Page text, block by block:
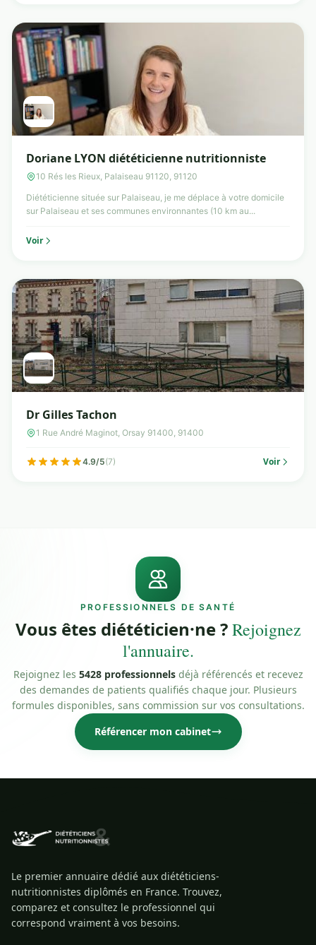
Doriane LYON diététicienne nutritionniste
10 Rés les Rieux, Palaiseau 91120, 91120
Diététicienne située sur Palaiseau, je me déplace à votre domicile
sur Palaiseau et ses communes environnantes (10 km au...
Voir
Dr Gilles Tachon
1 Rue André Maginot, Orsay 91400, 91400
4.9/5(7) Voir
PROFESSIONNELS DE SANTÉ
Vous êtes diététicien·ne ?Rejoignez
l'annuaire.
Rejoignez les 5428 professionnelsdéjà référencés et recevez
des demandes de patients qualifiés chaque jour. Plusieurs
formules disponibles, sans commission sur vos consultations.
Référencer mon cabinet
Le premier annuaire dédié aux diététiciens-
nutritionnistes diplômés en France. Trouvez,
comparez et consultez le professionnel qui
correspond vraiment à vos besoins.